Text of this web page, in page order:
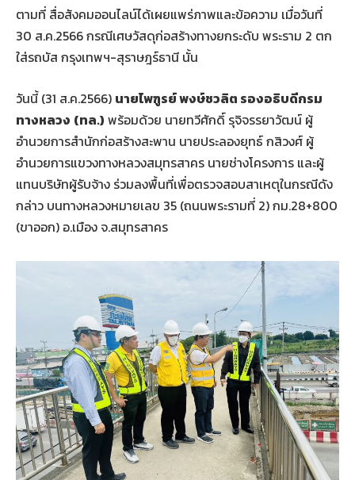
ตามที่ สื่อสังคมออนไลน์ได้เผยแพร่ภาพและข้อความ เมื่อวันที่
30 ส.ค.2566 กรณีเศษวัสดุก่อสร้างทางยกระดับ พระราม 2 ตก
ใส่รถบัส กรุงเทพฯ-สุราษฎร์ธานี นั้น
วันนี้ (31 ส.ค.2566) นายไพฑูรย์ พงษ์ชวลิต รองอธิบดีกรม
ทางหลวง (ทล.) พร้อมด้วย นายทวีศักดิ์ รุจิจรรยาวัฒน์ ผู้
อำนวยการสำนักก่อสร้างสะพาน นายประลองยุทธ์ กสิวงศ์ ผู้
อำนวยการแขวงทางหลวงสมุทรสาคร นายช่างโครงการ และผู้
แทนบริษัทผู้รับจ้าง ร่วมลงพื้นที่เพื่อตรวจสอบสาเหตุในกรณีดัง
กล่าว บนทางหลวงหมายเลข 35 (ถนนพระรามที่ 2) กม.28+800
(ขาออก) อ.เมือง จ.สมุทรสาคร